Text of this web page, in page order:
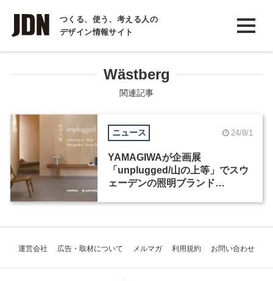
つくる、使う、考える人の
デザイン情報サイト
INTERVIEW
インタビュー
COLUMN
コラム
Wästberg
関連記事
ニュース 24/8/1
YAMAGIWAが企画展
「unplugged/山の上等」でスウ
ェーデンの照明ブランド
運営会社 広告・取材について メルマガ 利用規約 お問い合わせ